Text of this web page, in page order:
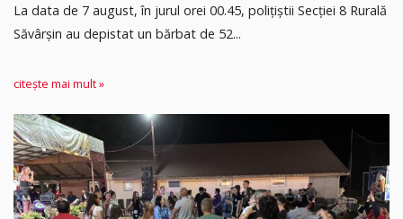
​La data de 7 august, în jurul orei 00.45, polițiștii Secției 8 Rurală
Săvârșin au depistat un bărbat de 52...
citește mai mult »